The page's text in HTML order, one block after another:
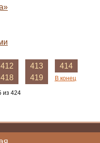
412 413
414
418 419 В конец
из 424